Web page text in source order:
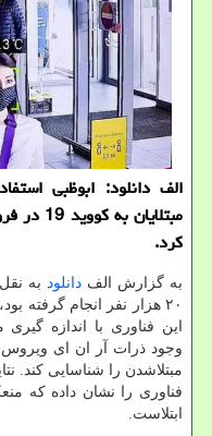
الف دانلود: ابوظبی
کرد.
به گزارش الفدانلود به
۲۰ هزار نفر انجام گرفته
این فناوری با اندازه
وجود ذرات آر ان ای ویروس
فناوری را نشان داده که
ابتلاست.